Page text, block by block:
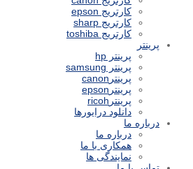
کارتریج epson
کارتریج sharp
کارتریج toshiba
پرینتر
پرینتر hp
پرینتر samsung
پرینترcanon
پرینترepson
پرینترricoh
دانلود درایورها
درباره ما
درباره ما
همکاری با ما
نمایندگی ها